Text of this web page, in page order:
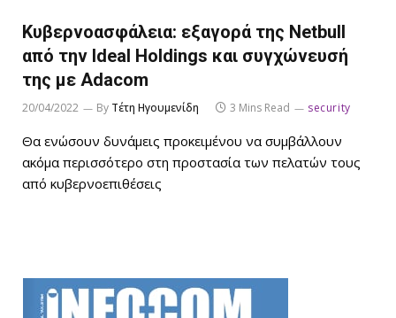
Κυβερνοασφάλεια: εξαγορά της Netbull
από την Ideal Holdings και συγχώνευσή
της με Adacom
20/04/2022 By Τέτη Ηγουμενίδη 3 Mins Read security
Θα ενώσουν δυνάμεις προκειμένου να συμβάλλουν
ακόμα περισσότερο στη προστασία των πελατών τους
από κυβερνοεπιθέσεις